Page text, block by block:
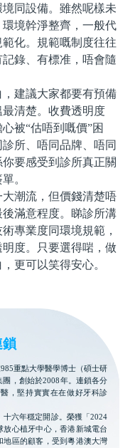
同設備。雖然呢樣未
境幹淨整齊，一般代
化。規範嘅制度往往
錄、有標准，唔會隨
建議大家都要有預備
清楚。收費透明度
被“估唔到嘅價”困
所、唔同品牌、唔同
要感受到診所真正關
。
潮流，但價錢清楚唔
滿意程度。睇診所溝
專業度同環境規範，
度。只要選得啱，做
更可以笑得安心。
鎖
重點大學醫學博士（碩士研
，創始於2008年。連鎖各分
，堅持實實在在做好牙科診
六年穩定開診。榮獲「2024
心植牙中心，香港新城電台
地區的顧客，受到粵港澳大灣